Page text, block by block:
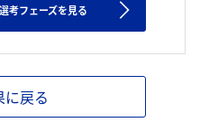
考フェーズを見る
戻る